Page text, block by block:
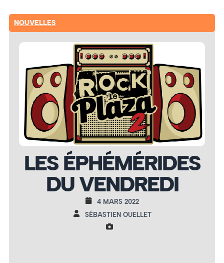
NOUVELLES
LES ÉPHÉMÉRIDES
DU VENDREDI
4 MARS 2022
SÉBASTIEN OUELLET